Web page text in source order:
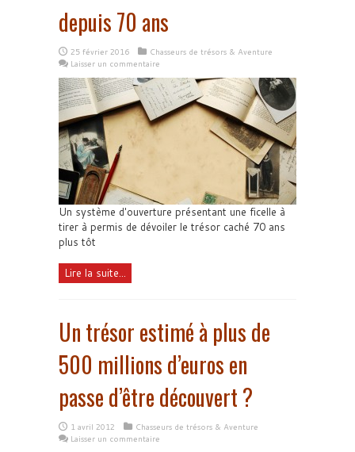
depuis 70 ans
25 février 2016
Chasseurs de trésors & Aventure
Laisser un commentaire
Un système d'ouverture présentant une ficelle à
tirer à permis de dévoiler le trésor caché 70 ans
plus tôt
Lire la suite...
Un trésor estimé à plus de
500 millions d’euros en
passe d’être découvert ?
1 avril 2012
Chasseurs de trésors & Aventure
Laisser un commentaire